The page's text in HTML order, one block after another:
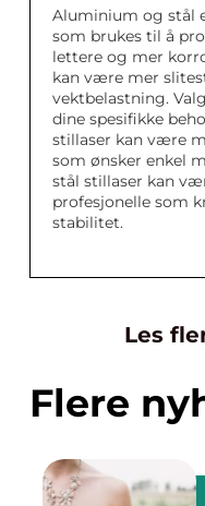
Aluminium og stål
som brukes til å
lettere og mer
kan være mer
vektbelastning.
dine spesifikke
stillaser kan være
som ønsker enkel
stål stillaser kan
profesjonelle som
stabilitet.
Les
Flere